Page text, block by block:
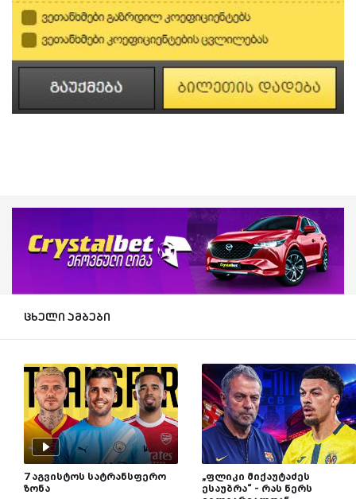
ცხელი ამბები
7 აგვისტოს სატრანსფერო
ზონა
„ფლიკი მიქაუტაძეს
ესაუბრა“ - რას წერს